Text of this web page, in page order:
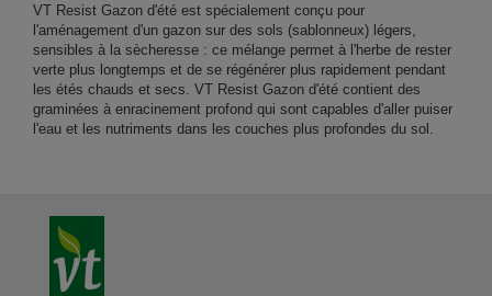
VT Resist Gazon d'été est spécialement conçu pour
l'aménagement d'un gazon sur des sols (sablonneux) légers,
sensibles à la sècheresse : ce mélange permet à l'herbe de rester
verte plus longtemps et de se régénérer plus rapidement pendant
les étés chauds et secs. VT Resist Gazon d'été contient des
graminées à enracinement profond qui sont capables d'aller puiser
l'eau et les nutriments dans les couches plus profondes du sol.